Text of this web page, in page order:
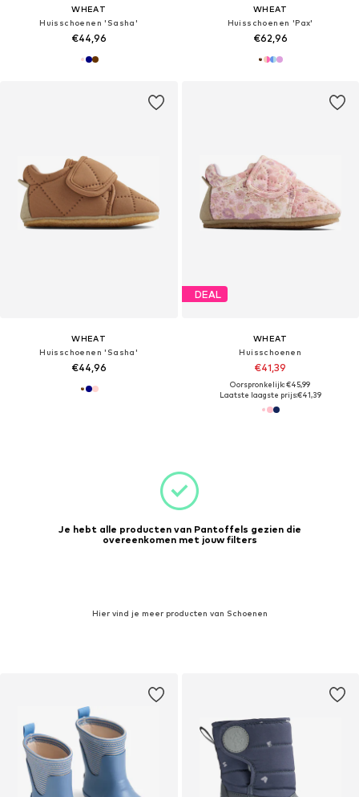
WHEAT
Huisschoenen 'Sasha'
€44,96
WHEAT
Huisschoenen 'Pax'
€62,96
WHEAT
Huisschoenen 'Sasha'
€44,96
DEAL
WHEAT
Huisschoenen
€41,39
Oorspronkelijk: €45,99
Laatste laagste prijs:€41,39
Je hebt alle producten van Pantoffels gezien die
overeenkomen met jouw filters
Hier vind je meer producten van Schoenen